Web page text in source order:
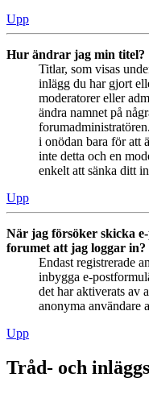
Upp
Hur ändrar jag min titel?
Titlar, som visas
inlägg du har gjort
moderatorer eller
ändra namnet på
i onödan bara för att
inte detta och en
enkelt att sänka ditt
Upp
När jag försöker skicka
forumet att jag loggar in?
Endast registrerade
inbygga e-
det har aktiverats av
anonyma användare
Upp
Tråd- och